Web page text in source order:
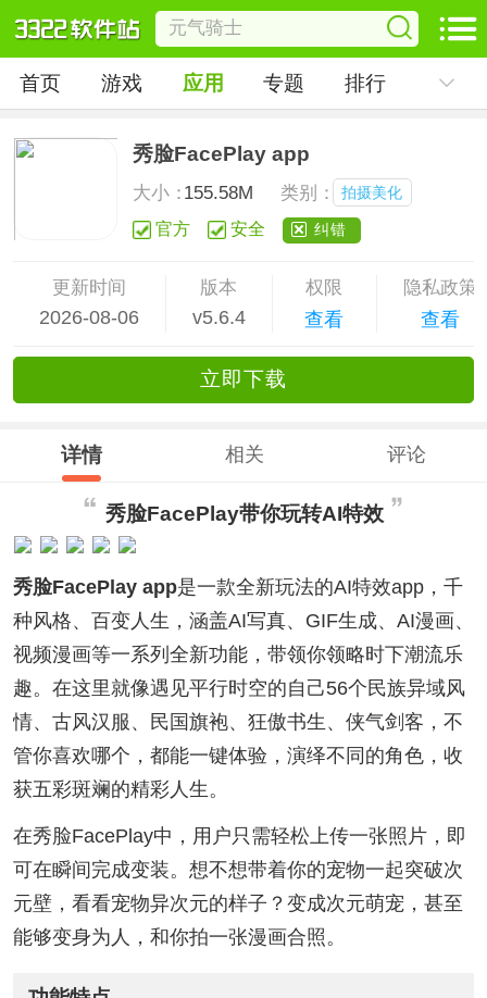
首页 游戏 应用 专题 排行
秀脸FacePlay app
大小：155.58M 类别： 拍摄美化
官方 安全 纠错
更新时间
2026-08-06
版本
v5.6.4
权限
查看
隐私政策
查看
立即下载
详情 相关 评论
秀脸FacePlay带你玩转AI特效
秀脸FacePlay app是一款全新玩法的AI特效app，千
种风格、百变人生，涵盖AI写真、GIF生成、AI漫画、
视频漫画等一系列全新功能，带领你领略时下潮流乐
趣。在这里就像遇见平行时空的自己56个民族异域风
情、古风汉服、民国旗袍、狂傲书生、侠气剑客，不
管你喜欢哪个，都能一键体验，演绎不同的角色，收
获五彩斑斓的精彩人生。
在秀脸FacePlay中，用户只需轻松上传一张照片，即
可在瞬间完成变装。想不想带着你的宠物一起突破次
元壁，看看宠物异次元的样子？变成次元萌宠，甚至
能够变身为人，和你拍一张漫画合照。